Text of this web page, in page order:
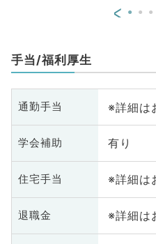
科、老年内科
<
手当/福利厚生
通勤手当 ※詳細は
学会補助 有り
住宅手当 ※詳細は
退職金 ※詳細は